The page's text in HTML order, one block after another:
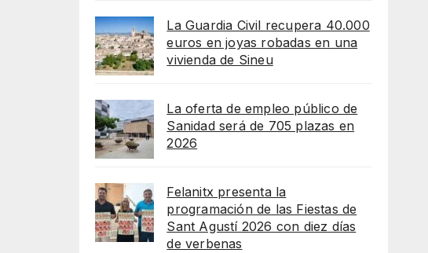
La Guardia Civil recupera 40.000
euros en joyas robadas en una
vivienda de Sineu
La oferta de empleo público de
Sanidad será de 705 plazas en
2026
Felanitx presenta la
programación de las Fiestas de
Sant Agustí 2026 con diez días
de verbenas